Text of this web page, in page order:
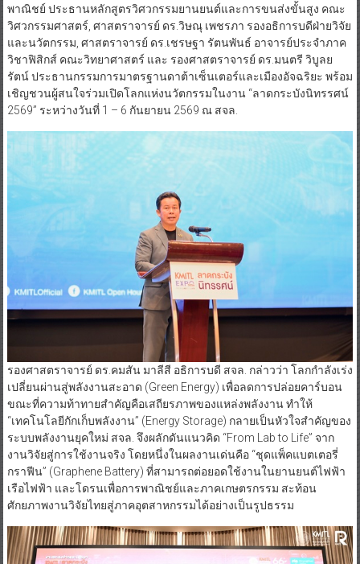
พาณิชย์ ประธานหลักสูตรวิศวกรรมยานยนต์และการขนส่งขั้นสูง คณะ
วิศวกรรมศาสตร์, ศาสตราจารย์ ดร.วิษณุ เพชรภา รองอธิการบดีฝ่ายวิจัย
และนวัตกรรม, ศาสตราจารย์ ดร.เชรษฐา รัตนพันธ์ อาจารย์ประจำภาค
วิชาฟิสิกส์ คณะวิทยาศาสตร์ และ รองศาสตราจารย์ ดร.มนตรี วิบูลย
รัตน์ ประธานกรรมการมาตรฐานดาต้าเซ็นเตอร์และเมืองอัจฉริยะ พร้อม
เชิญชวนผู้สนใจร่วมเปิดโลกแห่งนวัตกรรมในงาน “ลาดกระบังนิทรรศน์
2569” ระหว่างวันที่ 1 – 6 กันยายน 2569 ณ สจล.
รองศาสตราจารย์ ดร.คมสัน มาลีสี อธิการบดี สจล. กล่าวว่า โลกกำลังเร่ง
เปลี่ยนผ่านสู่พลังงานสะอาด (Green Energy) เพื่อลดการปล่อยคาร์บอน
ขณะที่ความท้าทายสำคัญคือเสถียรภาพของแหล่งพลังงาน ทำให้
“เทคโนโลยีกักเก็บพลังงาน” (Energy Storage) กลายเป็นหัวใจสำคัญของ
ระบบพลังงานยุคใหม่ สจล. จึงผลักดันแนวคิด “From Lab to Life” จาก
งานวิจัยสู่การใช้งานจริง โดยหนึ่งในผลงานเด่นคือ “ชุดแพ็คแบตเตอรี่
กราฟีน” (Graphene Battery) ที่สามารถต่อยอดใช้งานในยานยนต์ไฟฟ้า
เรือไฟฟ้า และโดรนเพื่อการพาณิชย์และภาคเกษตรกรรม สะท้อน
ศักยภาพงานวิจัยไทยสู่ภาคอุตสาหกรรมได้อย่างเป็นรูปธรรม